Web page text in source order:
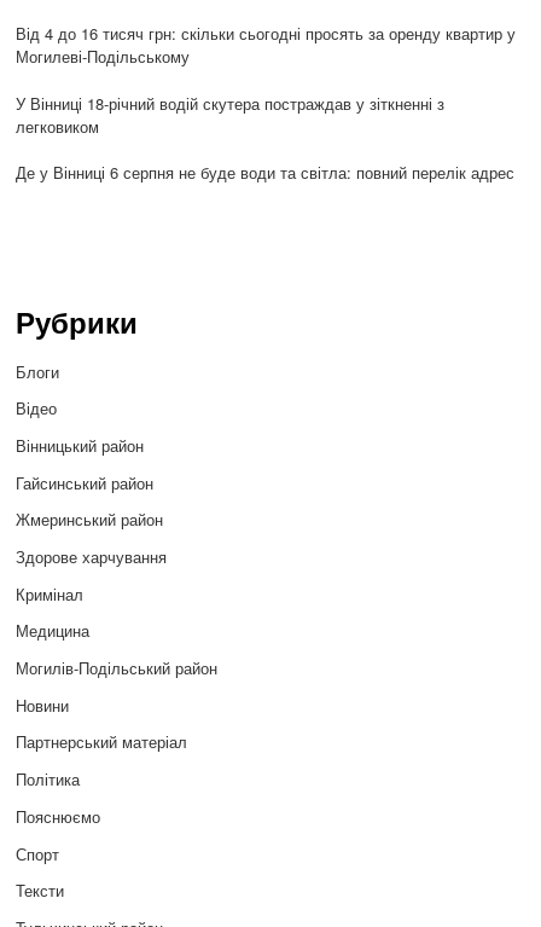
Від 4 до 16 тисяч грн: скільки сьогодні просять за оренду квартир у
Могилеві-Подільському
У Вінниці 18-річний водій скутера постраждав у зіткненні з
легковиком
Де у Вінниці 6 серпня не буде води та світла: повний перелік адрес
Рубрики
Блоги
Відео
Вінницький район
Гайсинський район
Жмеринський район
Здорове харчування
Кримінал
Медицина
Могилів-Подільський район
Новини
Партнерський матеріал
Політика
Пояснюємо
Спорт
Тексти